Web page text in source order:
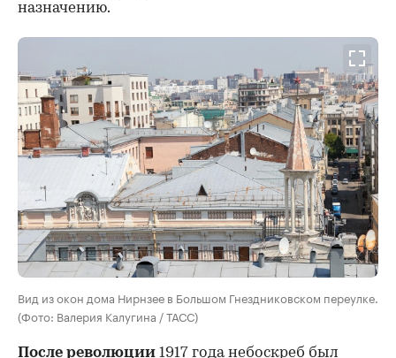
назначению.
Вид из окон дома Нирнзее в Большом Гнездниковском переулке.
(Фото: Валерия Калугина / ТАСС)
После революции 1917 года небоскреб был